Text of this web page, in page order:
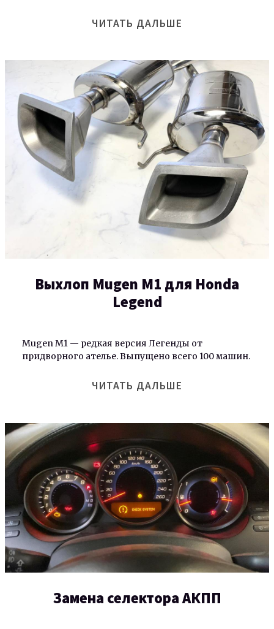
ЧИТАТЬ ДАЛЬШЕ
Выхлоп Mugen M1 для Honda
Legend
Mugen M1 — редкая версия Легенды от
придворного ателье. Выпущено всего 100 машин.
ЧИТАТЬ ДАЛЬШЕ
Замена селектора АКПП